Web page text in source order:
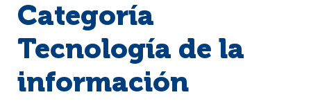
Categoría
Tecnología de la
información